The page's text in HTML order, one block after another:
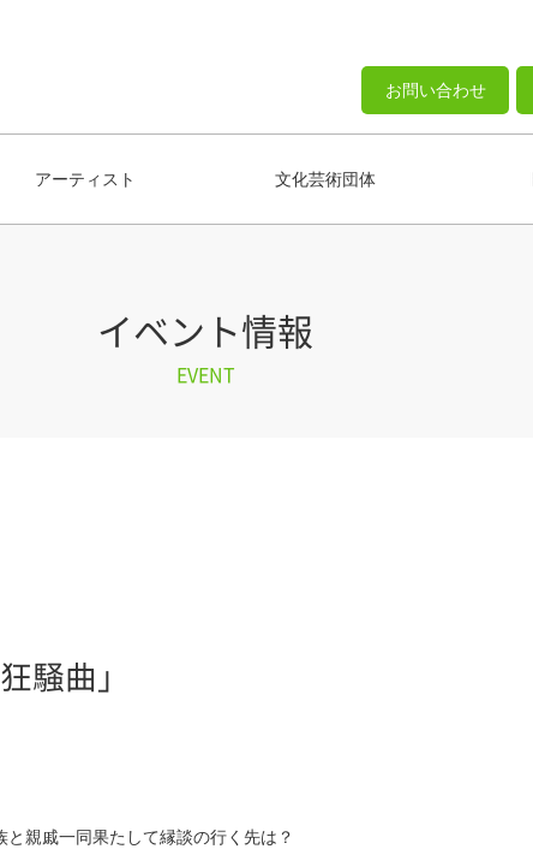
お問い合わせ
アーティスト 文化芸術団体
イベント情報
EVENT
騒曲」
親戚一同果たして縁談の行く先は？